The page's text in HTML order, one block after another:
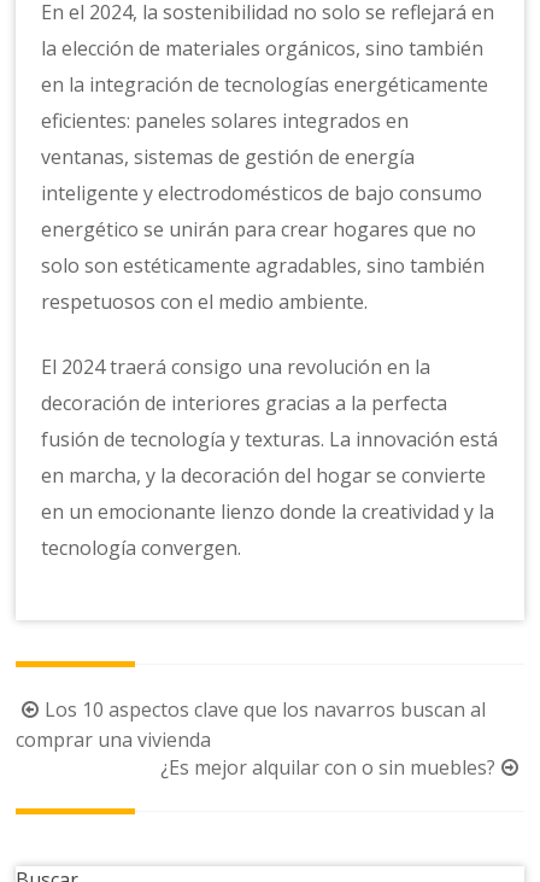
En el 2024, la sostenibilidad no solo se reflejará en
la elección de materiales orgánicos, sino también
en la integración de tecnologías energéticamente
eficientes: paneles solares integrados en
ventanas, sistemas de gestión de energía
inteligente y electrodomésticos de bajo consumo
energético se unirán para crear hogares que no
solo son estéticamente agradables, sino también
respetuosos con el medio ambiente.
El 2024 traerá consigo una revolución en la
decoración de interiores gracias a la perfecta
fusión de tecnología y texturas. La innovación está
en marcha, y la decoración del hogar se convierte
en un emocionante lienzo donde la creatividad y la
tecnología convergen.
Navegación
de
entrada
Los 10 aspectos clave que los navarros buscan al
comprar una vivienda
¿Es mejor alquilar con o sin muebles?